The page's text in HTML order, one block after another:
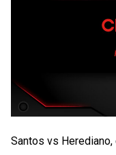
Santos vs Herediano,